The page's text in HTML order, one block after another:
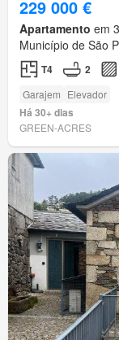
229 000 €
Apartamento em
Município de São
T4 2
Garajem Elevador
Há 30+ dias
GREEN-ACRES